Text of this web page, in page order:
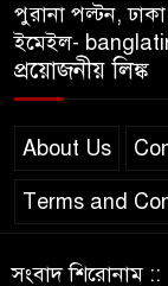
পুরানা পল্টন,
ইমেইল-
প্রয়োজনীয় লিঙ্ক
About Us
Terms and
©
সংবাদ শিরোনাম ::